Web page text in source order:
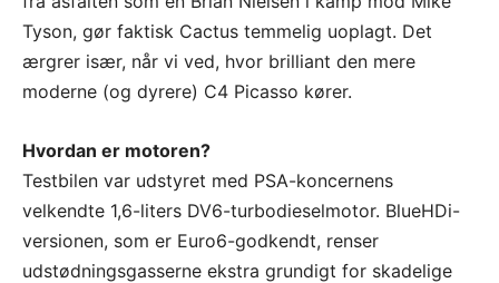
Tyson, gør faktisk Cactus temmelig uoplagt. Det
ærgrer især, når vi ved, hvor brilliant den mere
moderne (og dyrere) C4 Picasso kører.
Hvordan er motoren?
Testbilen var udstyret med PSA-koncernens
velkendte 1,6-liters DV6-turbodieselmotor. BlueHDi-
versionen, som er Euro6-godkendt, renser
udstødningsgasserne ekstra grundigt for skadelige